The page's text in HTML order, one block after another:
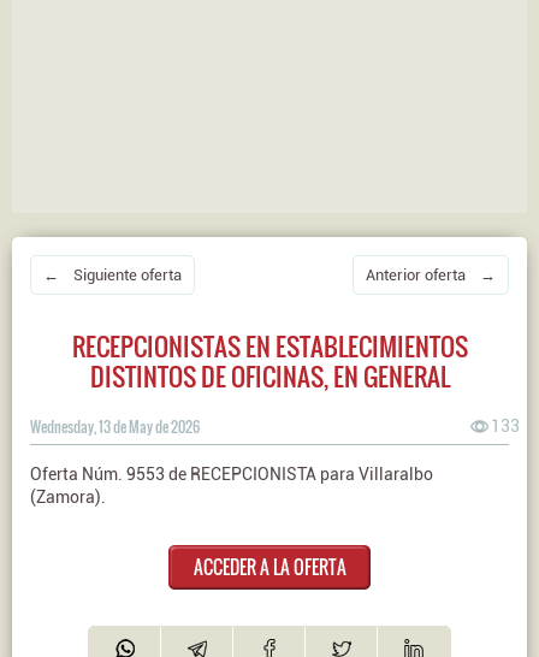
← Siguiente oferta Anterior oferta →
RECEPCIONISTAS EN ESTABLECIMIENTOS
DISTINTOS DE OFICINAS, EN GENERAL
Wednesday, 13 de May de 2026 133
Oferta Núm. 9553 de RECEPCIONISTA para Villaralbo
(Zamora).
ACCEDER A LA OFERTA